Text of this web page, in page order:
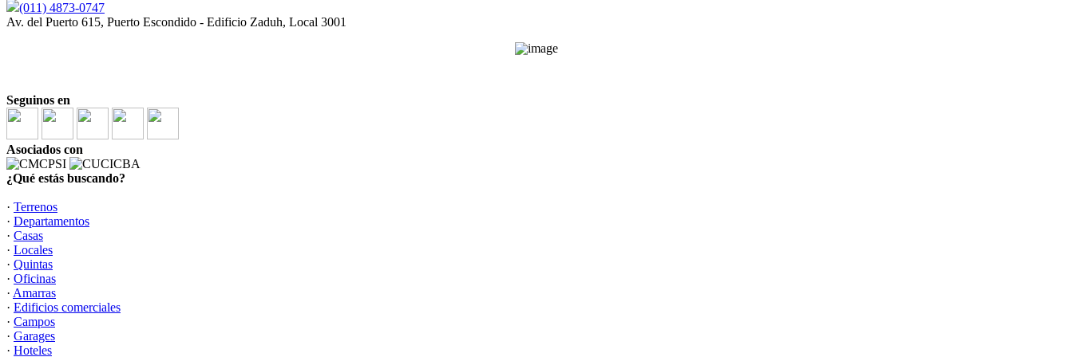
(011) 4873-0747
Av. del Puerto 615, Puerto Escondido - Edificio Zaduh, Local 3001
Seguinos en
Asociados con
¿Qué estás buscando?
· Terrenos
· Departamentos
· Casas
· Locales
· Quintas
· Oficinas
· Amarras
· Edificios comerciales
· Campos
· Garages
· Hoteles